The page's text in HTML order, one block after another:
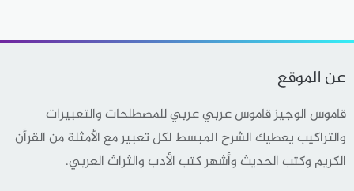
عن الموقع
قاموس الوجيز قاموس عربي عربي للمصطلحات والتعبيرات
والتراكيب يعطيك الشرح المبسط لكل تعبير مع الأمثلة من القرأن
الكريم وكتب الحديث وأشهر كتب الأدب والثراث العربي.